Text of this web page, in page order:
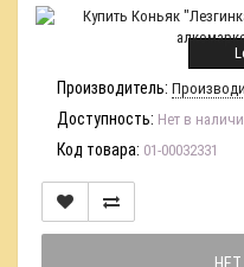
Производитель:
Доступность: Нет в
Код товара: 01-00032331